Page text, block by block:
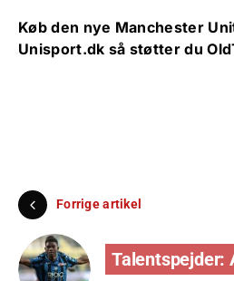
Køb den nye Manchester
Unisport.dk så støtter du
Forrige artikel
Talentspejder: